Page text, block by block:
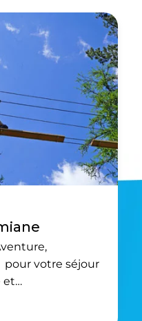
pour votre séjour
et…